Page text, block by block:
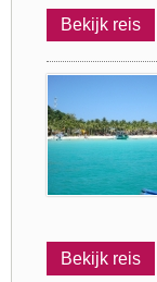
Bekijk reis
Bekijk reis